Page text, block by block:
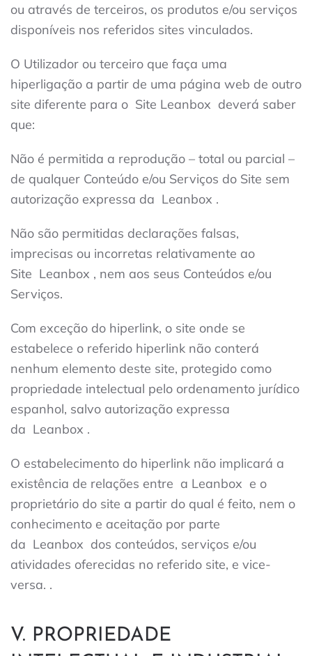
ou através de terceiros, os produtos e/ou serviços
disponíveis nos referidos sites vinculados.
O Utilizador ou terceiro que faça uma
hiperligação a partir de uma página web de outro
site diferente para o Site Leanbox deverá saber
que:
Não é permitida a reprodução – total ou parcial –
de qualquer Conteúdo e/ou Serviços do Site sem
autorização expressa da Leanbox .
Não são permitidas declarações falsas,
imprecisas ou incorretas relativamente ao
Site Leanbox , nem aos seus Conteúdos e/ou
Serviços.
Com exceção do hiperlink, o site onde se
estabelece o referido hiperlink não conterá
nenhum elemento deste site, protegido como
propriedade intelectual pelo ordenamento jurídico
espanhol, salvo autorização expressa
da Leanbox .
O estabelecimento do hiperlink não implicará a
existência de relações entre a Leanbox e o
proprietário do site a partir do qual é feito, nem o
conhecimento e aceitação por parte
da Leanbox dos conteúdos, serviços e/ou
atividades oferecidas no referido site, e vice-
versa. .
V. PROPRIEDADE